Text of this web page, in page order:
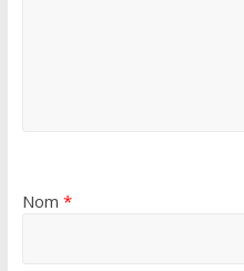
Nom *